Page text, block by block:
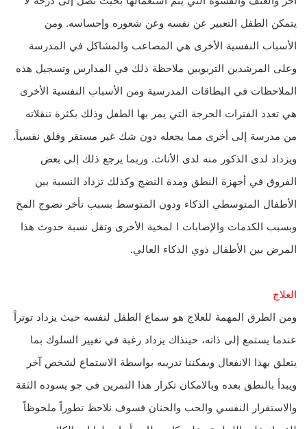
يتمكن الطفل التعبير عن نفسه وعن شعوره وإحساسه. ومن
الأسباب النفسية الأخرى هي المصاعب والمشاكل في المدرسة
وعلى المرشدين التربويين ملاحظة ذلك في المدارس وتسجيل هذه
الملاحظات في البطاقات المدرسية ومن الأسباب النفسية الأخرى
هي تعدد الفترات الحرجة التي يمر بها الطفل وذلك بكثرة تنقلاته
من مدرسة إلى أخرى مما يجعله دون شك غير مستقر وقلق نفسياً.
ويزداد لدى الذكور منه لدى الأناث. وربما يرجع ذلك إلى بعض
الفروق في أجهزة النطق ومدة النضج وكذلك تزداد النسبة بين
الأطفال المتوسطي الذكاء ودون المتوسط بسبب تأخر نضوج المخ
وبسبب الكدمات والإصابات ا لمخية الأخرى وتقل نسبة حدوث هذا
المرض بين الأطفال ذوي الذكاء العالي.
العلاج
ومن الطرق المهمة للعلاج هو سماع الطفل لنفسه حيث يزداد توتراً
عندما يستمع إلى ذاته، حينذاك يزداد رغبة في تغيير السلوك بما
يتعلق بهذا الانفعال ويمكننا تدريبه بواسطة الاستماع لشخص آخر
ويبدأ بالنطق بعده وبالامكان تكرار هذا التمرين في جو يسوده الثقة
والاستقرار النفسي والحب والحنان فسوف نلاحظ تطوراً ملحوظاً